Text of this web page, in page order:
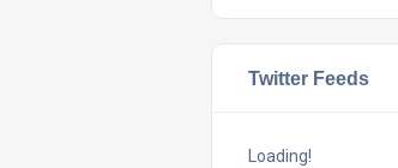
Twitter Feeds
Loading!